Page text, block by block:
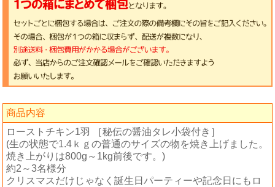
商品内容
ローストチキン1羽 ［秘伝の醤油タレ小袋付き］
(生の状態で1.4ｋｇの普通のサイズの物を焼き上げました。
焼き上がりは800g～1kg前後です。)
約2～3名様分
クリスマスだけじゃなく誕生日パーティーや記念日にもロ